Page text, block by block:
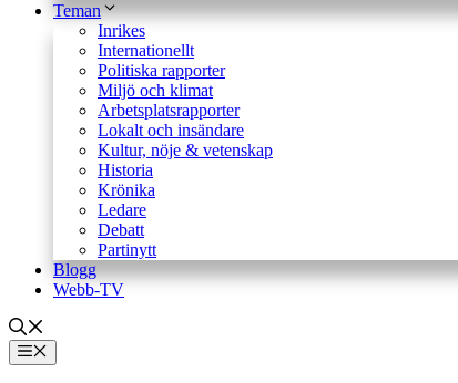
Teman
Inrikes
Internationellt
Politiska rapporter
Miljö och klimat
Arbetsplatsrapporter
Lokalt och insändare
Kultur, nöje & vetenskap
Historia
Krönika
Ledare
Debatt
Partinytt
Blogg
Webb-TV
Meny